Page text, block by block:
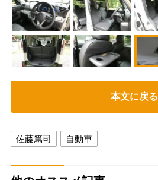
本文に戻る
佐藤篤司 自動車